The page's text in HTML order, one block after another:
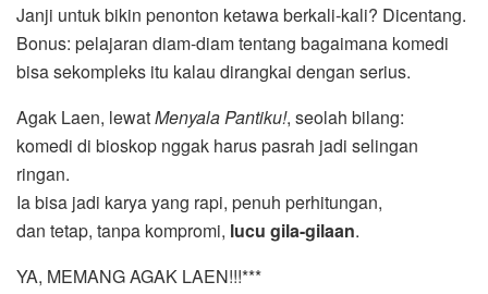
Janji untuk bikin penonton ketawa berkali-kali? Dicentang.
Bonus: pelajaran diam-diam tentang bagaimana komedi
bisa sekompleks itu kalau dirangkai dengan serius.
Agak Laen, lewatMenyala Pantiku!, seolah bilang:
komedi di bioskop nggak harus pasrah jadi selingan
ringan.
Ia bisa jadi karya yang rapi, penuh perhitungan,
dan tetap, tanpa kompromi, lucu gila-gilaan.
YA, MEMANG AGAK LAEN!!!***